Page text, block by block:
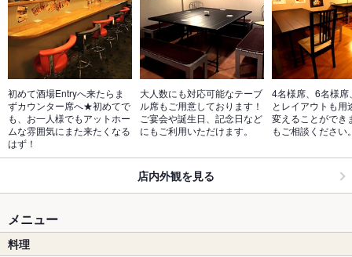
初めて酒場Entryへ来たらま
ずカウンター席へ★初めてで
も、お一人様でもアットホー
ムな雰囲気にまた来たくなる
はず！
大人数にも対応可能なテーブ
ル席もご用意しております！
ご宴会や誕生日、記念日など
にもご利用いただけます。
4名様席、6名様席
とレイアウトも用
変えることができ
もご相談ください
店内外観を見る
メニュー
料理